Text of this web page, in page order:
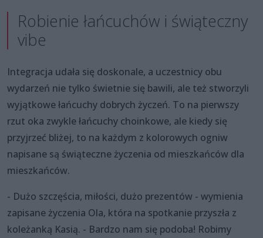
Robienie łańcuchów i świąteczny
vibe
Integracja udała się doskonale, a uczestnicy obu
wydarzeń nie tylko świetnie się bawili, ale też stworzyli
wyjątkowe łańcuchy dobrych życzeń. To na pierwszy
rzut oka zwykle łańcuchy choinkowe, ale kiedy się
przyjrzeć bliżej, to na każdym z kolorowych ogniw
napisane są świąteczne życzenia od mieszkańców dla
mieszkańców.
- Dużo szczęścia, miłości, dużo prezentów - wymienia
zapisane życzenia Ola, która na spotkanie przyszła z
koleżanką Kasią. - Bardzo nam się podoba! Robimy